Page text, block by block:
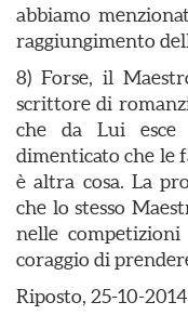
abbiamo
raggiungimento
8) Forse, il
scrittore di
che da Lui esce
dimenticato che le
è altra cosa. La
che lo stesso
nelle
coraggio di
Riposto, 25-10-2014